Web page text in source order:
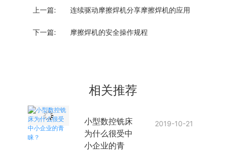
上一篇: 连续驱动摩擦焊机分享摩擦焊机的应用
下一篇: ​摩擦焊机的安全操作规程
相关推荐
小型数控铣床
为什么很受中
小企业的青
2019-10-21